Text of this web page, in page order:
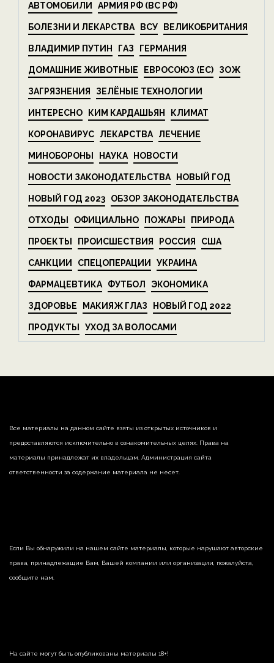
АВТОМОБИЛИ АРМИЯ РФ (ВС РФ)
БОЛЕЗНИ И ЛЕКАРСТВА ВСУ ВЕЛИКОБРИТАНИЯ
ВЛАДИМИР ПУТИН ГАЗ ГЕРМАНИЯ
ДОМАШНИЕ ЖИВОТНЫЕ ЕВРОСОЮЗ (ЕС) ЗОЖ
ЗАГРЯЗНЕНИЯ ЗЕЛЁНЫЕ ТЕХНОЛОГИИ
ИНТЕРЕСНО КИМ КАРДАШЬЯН КЛИМАТ
КОРОНАВИРУС ЛЕКАРСТВА ЛЕЧЕНИЕ
МИНОБОРОНЫ НАУКА НОВОСТИ
НОВОСТИ ЗАКОНОДАТЕЛЬСТВА НОВЫЙ ГОД
НОВЫЙ ГОД 2023 ОБЗОР ЗАКОНОДАТЕЛЬСТВА
ОТХОДЫ ОФИЦИАЛЬНО ПОЖАРЫ ПРИРОДА
ПРОЕКТЫ ПРОИСШЕСТВИЯ РОССИЯ США
САНКЦИИ СПЕЦОПЕРАЦИИ УКРАИНА
ФАРМАЦЕВТИКА ФУТБОЛ ЭКОНОМИКА
ЗДОРОВЬЕ МАКИЯЖ ГЛАЗ НОВЫЙ ГОД 2022
ПРОДУКТЫ УХОД ЗА ВОЛОСАМИ
Все материалы на данном сайте взяты из открытых источников и
предоставляются исключительно в ознакомительных целях. Права на
материалы принадлежат их владельцам. Администрация сайта
ответственности за содержание материала не несет.
Если Вы обнаружили на нашем сайте материалы, которые нарушают авторские
права, принадлежащие Вам, Вашей компании или организации, пожалуйста,
сообщите нам.
На сайте могут быть опубликованы материалы 18+!